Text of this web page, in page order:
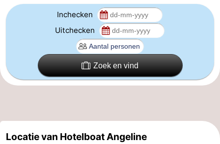
buurt
Geschiedenis
in
Parken
-
Inchecken
Uitchecken
Zoek en vind
Locatie van Hotelboat Angeline